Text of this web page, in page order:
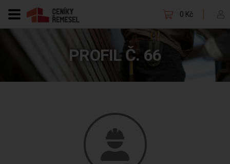
0 Kč
PROFIL Č. 66